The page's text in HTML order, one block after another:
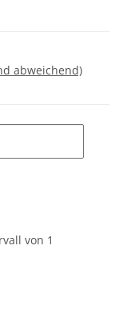
abweichend)
von 1